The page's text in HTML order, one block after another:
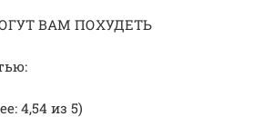
ВАМ ПОХУДЕТЬ
4,54 из 5)